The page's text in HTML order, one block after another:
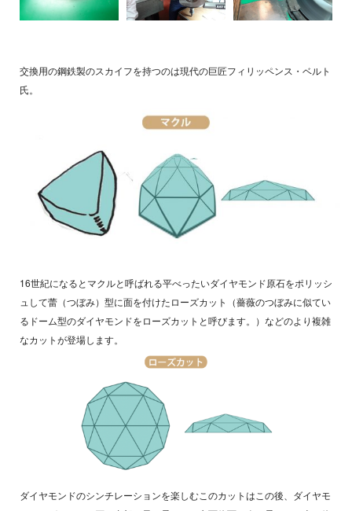
交換用の鋼鉄製のスカイフを持つのは現代の巨匠フィリッペンス・ベルト
氏。
16世紀になるとマクルと呼ばれる平べったいダイヤモンド原石をポリッシ
ュして蕾（つぼみ）型に面を付けたローズカット（薔薇のつぼみに似てい
るドーム型のダイヤモンドをローズカットと呼びます。）などのより複雑
なカットが登場します。
ダイヤモンドのシンチレーションを楽しむこのカットはこの後、ダイヤモ